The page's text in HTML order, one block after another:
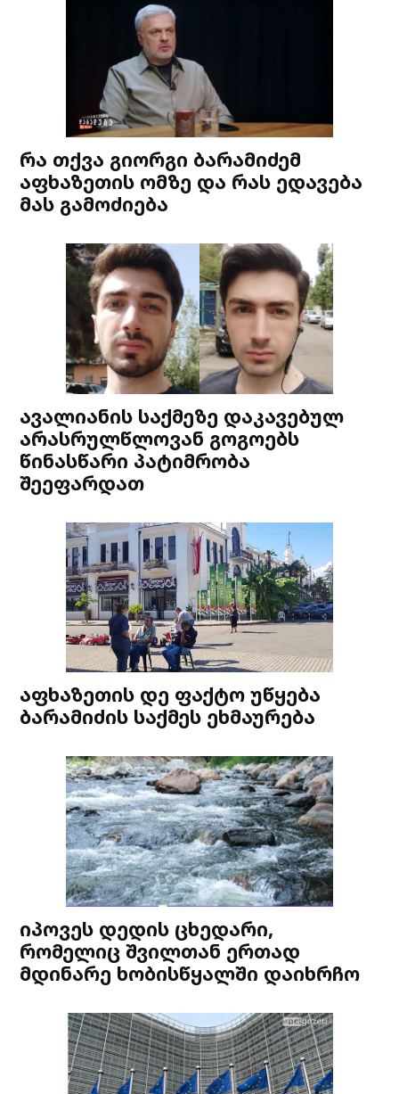
რა თქვა გიორგი ბარამიძემ
აფხაზეთის ომზე და რას ედავება
მას გამოძიება
ავალიანის საქმეზე დაკავებულ
არასრულწლოვან გოგოებს
წინასწარი პატიმრობა
შეეფარდათ
აფხაზეთის დე ფაქტო უწყება
ბარამიძის საქმეს ეხმაურება
იპოვეს დედის ცხედარი,
რომელიც შვილთან ერთად
მდინარე ხობისწყალში დაიხრჩო